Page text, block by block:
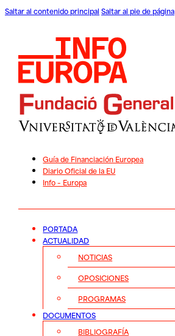
Saltar al contenido principal Saltar al pie de página
Guía de Financiación Europea
Diario Oficial de la EU
Info – Europa
PORTADA
ACTUALIDAD
NOTICIAS
OPOSICIONES
PROGRAMAS
DOCUMENTOS
BIBLIOGRAFÍA